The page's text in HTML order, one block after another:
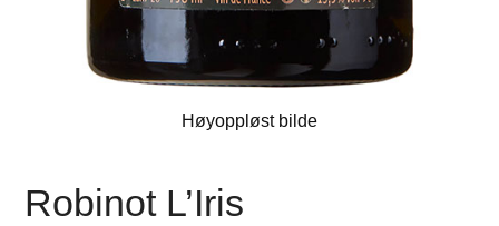
Høyoppløst bilde
Robinot L’Iris